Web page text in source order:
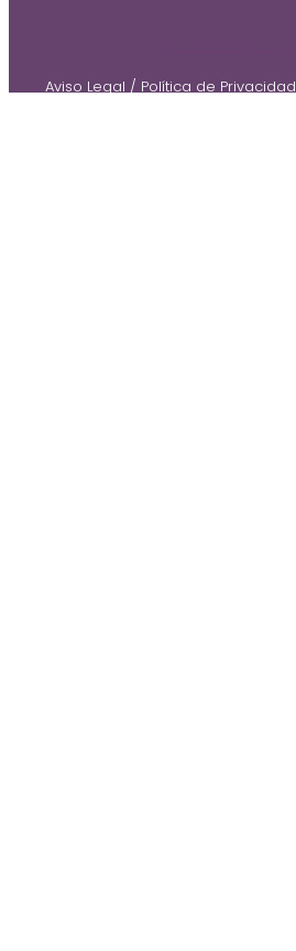
Aviso Legal / Política de Privacidad